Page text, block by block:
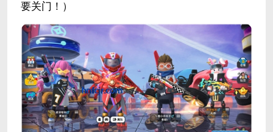
要关门！）